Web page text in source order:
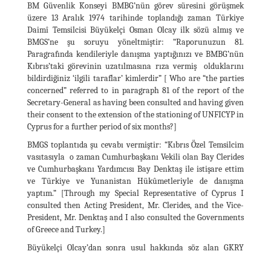
BM Güvenlik Konseyi BMBG’nün görev süresini görüşmek
üzere 13 Aralık 1974 tarihinde toplandığı zaman Türkiye
Daimî Temsilcisi Büyükelçi Osman Olcay ilk sözü almış ve
BMGS’ne şu soruyu yöneltmiştir: “Raporunuzun 81.
Paragrafında kendileriyle danışma yaptığınızı ve BMBG’nün
Kıbrıs’taki görevinin uzatılmasına rıza vermiş olduklarını
bildirdiğiniz ‘ilgili taraflar’ kimlerdir” [ Who are “the parties
concerned” referred to in paragraph 81 of the report of the
Secretary-General as having been consulted and having given
their consent to the extension of the stationing of UNFICYP in
Cyprus for a further period of six months?]
BMGS toplantıda şu cevabı vermiştir: “Kıbrıs Özel Temsilcim
vasıtasıyla o zaman Cumhurbaşkanı Vekili olan Bay Clerides
ve Cumhurbaşkanı Yardımcısı Bay Denktaş ile istişare ettim
ve Türkiye ve Yunanistan Hükûmetleriyle de danışma
yaptım.” [Through my Special Representative of Cyprus I
consulted then Acting President, Mr. Clerides, and the Vice-
President, Mr. Denktaş and I also consulted the Governments
of Greece and Turkey.]
Büyükelçi Olcay’dan sonra usul hakkında söz alan GKRY